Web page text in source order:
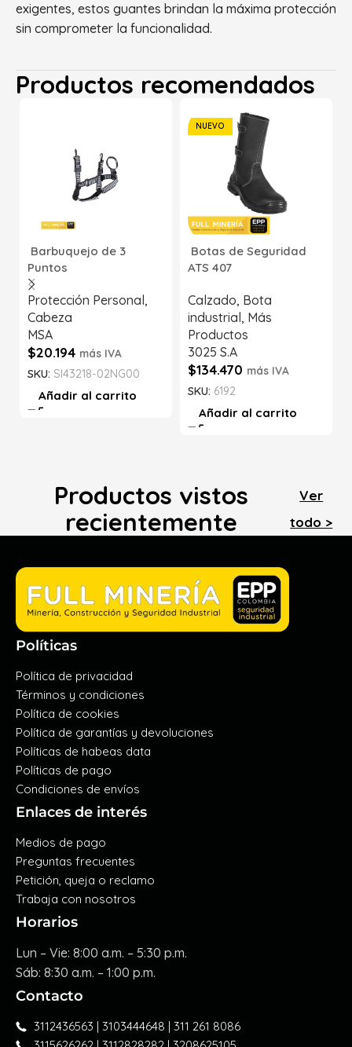
exigentes, estos guantes brindan la máxima protección
sin comprometer la funcionalidad.
Productos recomendados
Barbuquejo de 3
Puntos
Protección Personal,
Cabeza
MSA
$20.194 más IVA
SKU: SI43218-02NG00
Añadir al carrito
NUEVO
Botas de Seguridad
ATS 407
Calzado, Bota
industrial, Más
Productos
3025 S.A
$134.470 más IVA
SKU: 6192
Añadir al carrito
Productos vistos
recientemente
Ver
todo >
Políticas
Política de privacidad
Términos y condiciones
Política de cookies
Política de garantías y devoluciones
Políticas de habeas data
Políticas de pago
Condiciones de envíos
Enlaces de interés
Medios de pago
Preguntas frecuentes
Petición, queja o reclamo
Trabaja con nosotros
Horarios
Lun – Vie: 8:00 a.m. – 5:30 p.m.
Sáb: 8:30 a.m. – 1:00 p.m.
Contacto
3112436563 | 3103444648 | 311 261 8086